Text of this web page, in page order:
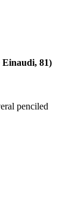
81)
penciled